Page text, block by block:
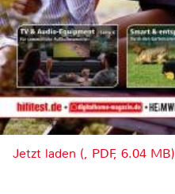
Jetzt laden (, PDF, 6.04 MB)